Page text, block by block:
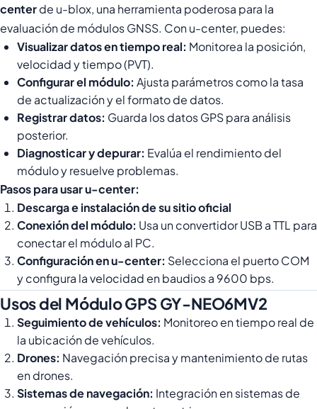
centerde u-blox, una herramienta poderosa para la
evaluación de módulos GNSS. Con u-center, puedes:
Visualizar datos en tiempo real: Monitorea la posición,
velocidad y tiempo (PVT).
Configurar el módulo: Ajusta parámetros como la tasa
de actualización y el formato de datos.
Registrar datos: Guarda los datos GPS para análisis
posterior.
Diagnosticar y depurar: Evalúa el rendimiento del
módulo y resuelve problemas.
Pasos para usar u-center:
Descarga e instalación de su sitio oficial
Conexión del módulo: Usa un convertidor USB a TTL para
conectar el módulo al PC.
Configuración en u-center: Selecciona el puerto COM
y configura la velocidad en baudios a 9600 bps.
Usos del Módulo GPS GY-NEO6MV2
Seguimiento de vehículos: Monitoreo en tiempo real de
la ubicación de vehículos.
Drones: Navegación precisa y mantenimiento de rutas
en drones.
Sistemas de navegación: Integración en sistemas de